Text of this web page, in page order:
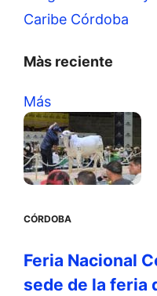
Caribe Córdoba
Màs reciente
Más
CÓRDOBA
Feria Nacional
sede de la feria